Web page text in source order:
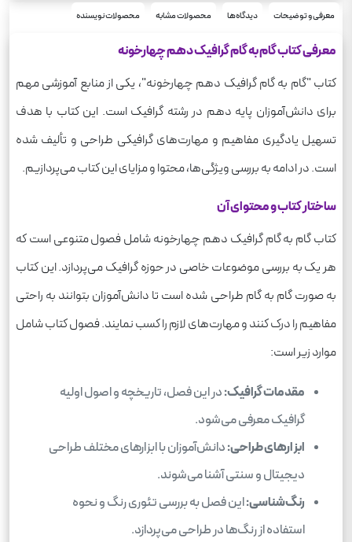
معرفی و توضیحات دیدگاه‌ها محصولات مشابه محصولات نویسنده
معرفی کتاب گام به گام گرافیک دهم چهارخونه
کتاب "گام به گام گرافیک دهم چهارخونه"، یکی از منابع آموزشی مهم
برای دانش‌آموزان پایه دهم در رشته گرافیک است. این کتاب با هدف
تسهیل یادگیری مفاهیم و مهارت‌های گرافیکی طراحی و تألیف شده
است. در ادامه به بررسی ویژگی‌ها، محتوا و مزایای این کتاب می‌پردازیم.
ساختار کتاب و محتوای آن
کتاب گام به گام گرافیک دهم چهارخونه شامل فصول متنوعی است که
هر یک به بررسی موضوعات خاصی در حوزه گرافیک می‌پردازد. این کتاب
به صورت گام به گام طراحی شده است تا دانش‌آموزان بتوانند به راحتی
مفاهیم را درک کنند و مهارت‌های لازم را کسب نمایند. فصول کتاب شامل
موارد زیر است:
مقدمات گرافیک:در این فصل، تاریخچه و اصول اولیه
گرافیک معرفی می‌شود.
ابزارهای طراحی:دانش‌آموزان با ابزارهای مختلف طراحی
دیجیتال و سنتی آشنا می‌شوند.
رنگ‌شناسی:این فصل به بررسی تئوری رنگ و نحوه
استفاده از رنگ‌ها در طراحی می‌پردازد.